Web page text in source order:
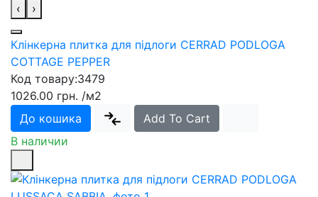
‹ ›
Клінкерна плитка для підлоги CERRAD PODLOGA
COTTAGE PEPPER
Код товару:3479
1026.00 грн. /м2
До кошика
Add To Cart
В наличии